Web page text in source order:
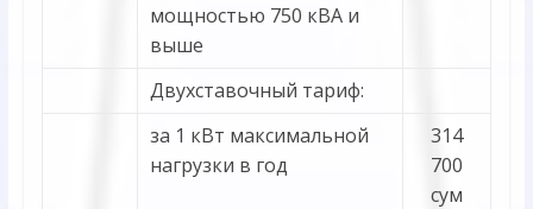
мощностью 750 кВА и
выше
Двухставочный тариф:
за 1 кВт максимальной
нагрузки в год
314
700
сум